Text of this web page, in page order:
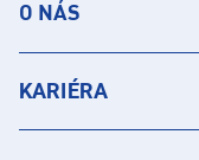
O NÁS
KARIÉRA